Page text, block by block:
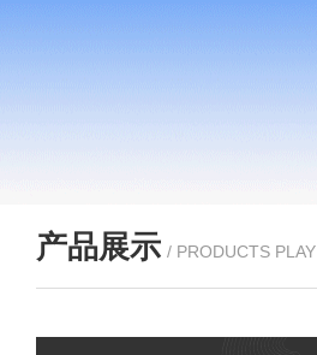
产品展示 / PRODUCTS PLAY